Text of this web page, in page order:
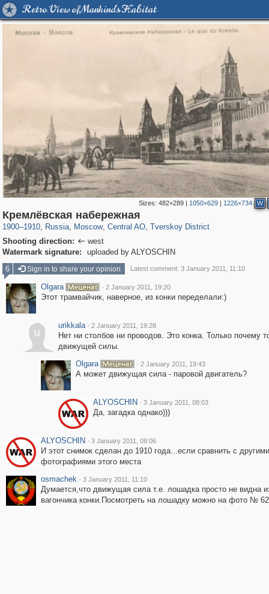
Retro View of Mankind's Habitat
Sizes: 482×289| 1050×629| 1226×734 W
Кремлёвская набережная
1900–1910, Russia
1,407,368 29,248
, Moscow
319,882 8,286
, Central AO
160,021 5,916
, Tverskoy District
53,055
Shooting direction:  west
Watermark signature:
uploaded by ALYOSCHIN
6
Sign in to share your opinion Latest comment: 3 January 2011, 11:10
Olgara · 2 January 2011, 19:20
Этот трамвайчик, наверное, из конки переделали:)
u
urikkala · 2 January 2011, 19:28
Нет ни столбов ни проводов. Это конка. Только почему
движущей силы.
Olgara
· 2 January 2011, 19:43
А может движущая сила - паровой двигатель?
ALYOSCHIN · 3 January 2011, 08:03
Да, загадка однако)))
ALYOSCHIN · 3 January 2011, 08:06
И этот снимок сделан до 1910 года...если сравнить с другими
фотографиями этого места
osmachek · 3 January 2011, 11:10
Думается,что движущая сила т.е. лошадка просто не видна
вагончика конки.Посмотреть на лошадку можно на фото №